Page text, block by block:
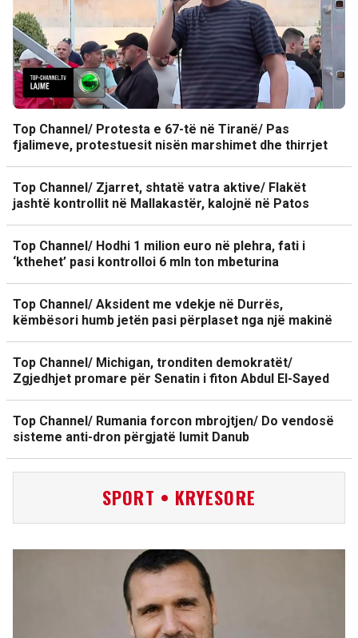
Top Channel/ Protesta e 67-të në Tiranë/ Pas
fjalimeve, protestuesit nisën marshimet dhe thirrjet
Top Channel/ Zjarret, shtatë vatra aktive/ Flakët
jashtë kontrollit në Mallakastër, kalojnë në Patos
Top Channel/ Hodhi 1 milion euro në plehra, fati i
‘kthehet’ pasi kontrolloi 6 mln ton mbeturina
Top Channel/ Aksident me vdekje në Durrës,
këmbësori humb jetën pasi përplaset nga një makinë
Top Channel/ Michigan, tronditen demokratët/
Zgjedhjet promare për Senatin i fiton Abdul El-Sayed
Top Channel/ Rumania forcon mbrojtjen/ Do vendosë
sisteme anti-dron përgjatë lumit Danub
SPORT • KRYESORE